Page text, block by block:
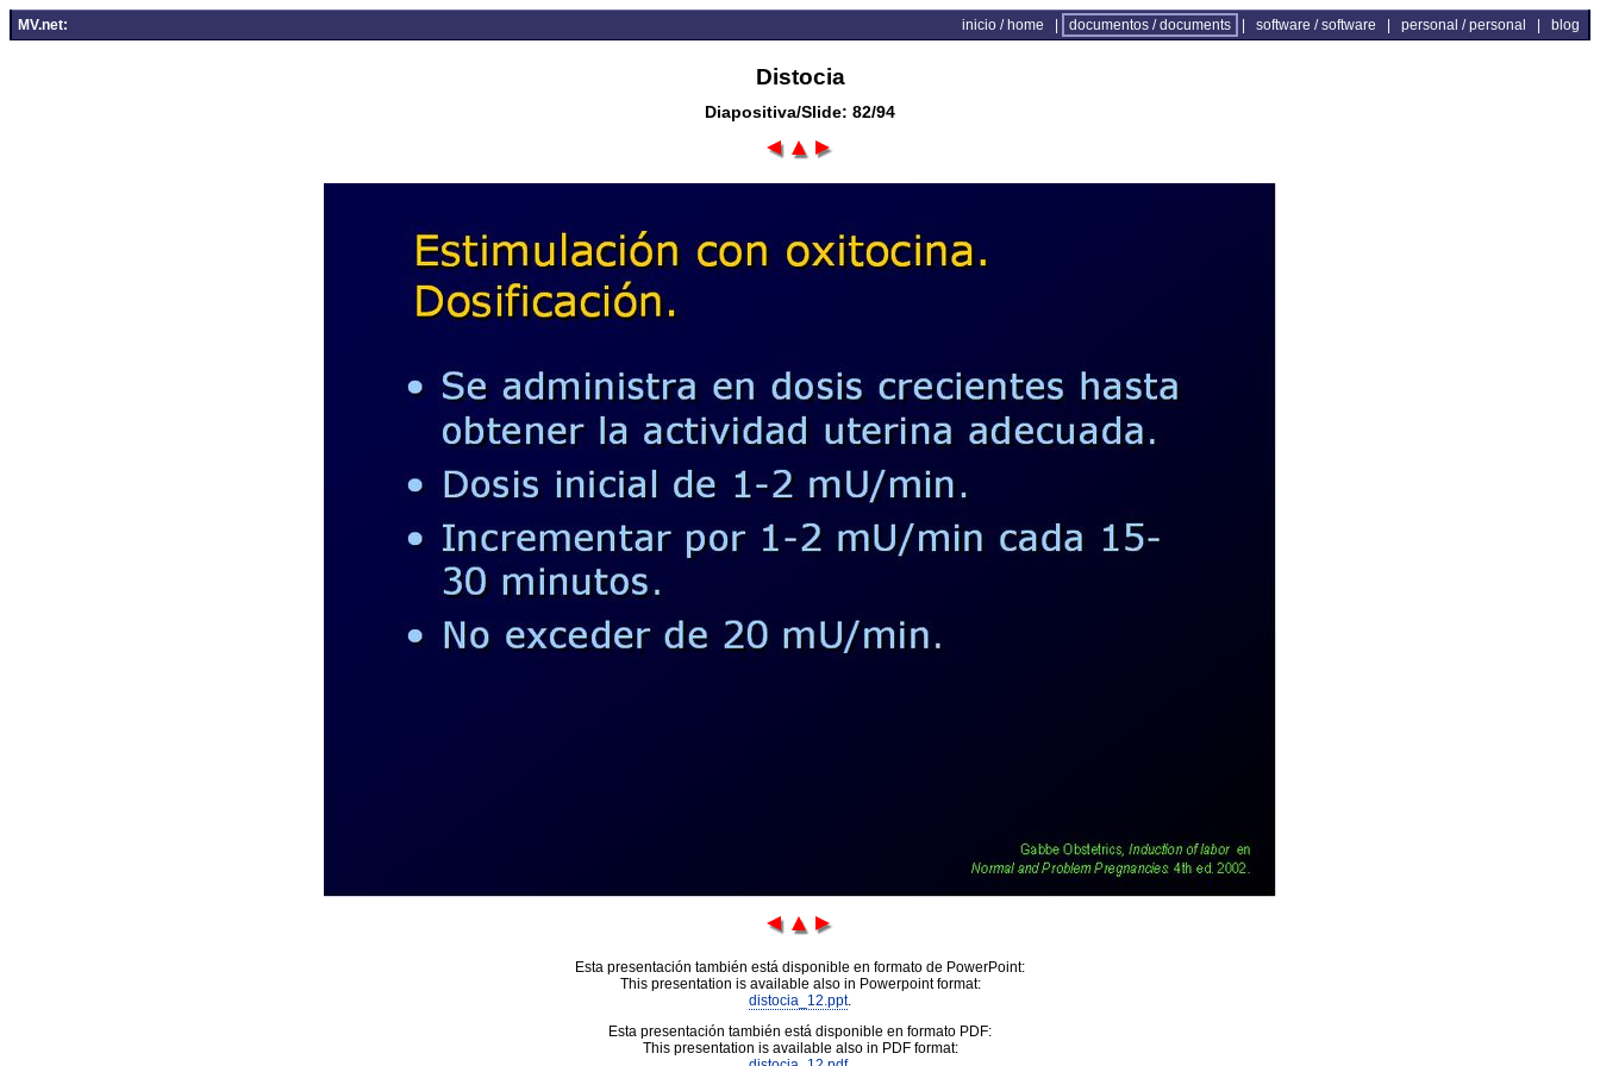
MV.net: inicio / home documentos / documents software / software personal / personal blog
Distocia
Diapositiva/Slide: 82/94
Esta presentación también está disponible en formato de PowerPoint:
This presentation is available also in Powerpoint format:
distocia_12.ppt.
Esta presentación también está disponible en formato PDF:
This presentation is available also in PDF format: